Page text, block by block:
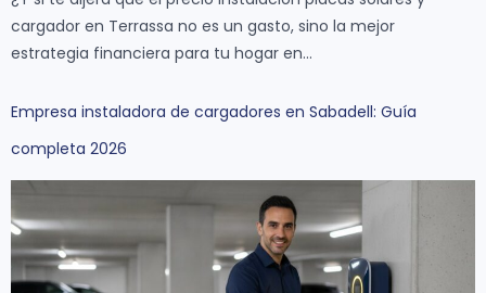
cargador en Terrassa no es un gasto, sino la mejor
estrategia financiera para tu hogar en…
Empresa instaladora de cargadores en Sabadell: Guía
completa 2026